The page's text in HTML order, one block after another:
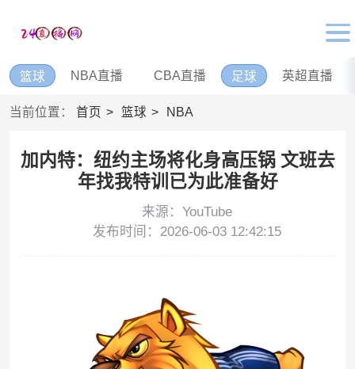
篮球 NBA直播 CBA直播 足球 英超直播
当前位置： 首页 篮球 NBA
加内特：纽约主场将化身高压锅 文班去
年找我特训已为此准备好
来源：YouTube
发布时间：2026-06-03 12:42:15